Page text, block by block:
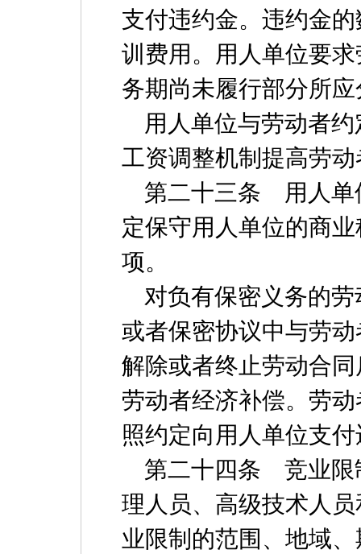
支付违约金。违约金
训费用。用人单位要
务期尚未履行部分所
用人单位与劳动者约
工资调整机制提高劳
第二十三条 用人单
定保守用人单位的商
项。
对负有保密义务的劳
或者保密协议中与劳
解除或者终止劳动合
劳动者经济补偿。劳
照约定向用人单位支
第二十四条 竞业限
理人员、高级技术人
业限制的范围、地域